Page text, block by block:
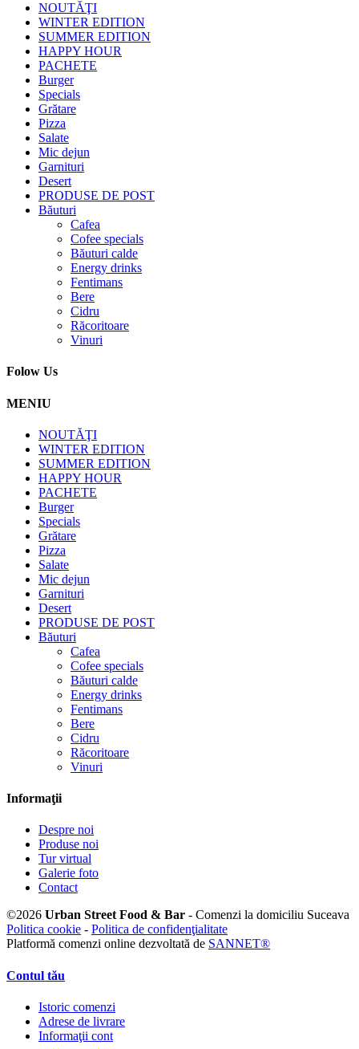
NOUTĂŢI
WINTER EDITION
SUMMER EDITION
HAPPY HOUR
PACHETE
Burger
Specials
Grătare
Pizza
Salate
Mic dejun
Garnituri
Desert
PRODUSE DE POST
Băuturi
Cafea
Cofee specials
Băuturi calde
Energy drinks
Fentimans
Bere
Cidru
Răcoritoare
Vinuri
Folow Us
MENIU
NOUTĂŢI
WINTER EDITION
SUMMER EDITION
HAPPY HOUR
PACHETE
Burger
Specials
Grătare
Pizza
Salate
Mic dejun
Garnituri
Desert
PRODUSE DE POST
Băuturi
Cafea
Cofee specials
Băuturi calde
Energy drinks
Fentimans
Bere
Cidru
Răcoritoare
Vinuri
Informaţii
Despre noi
Produse noi
Tur virtual
Galerie foto
Contact
©2026 Urban Street Food & Bar - Comenzi la domiciliu Suceava
Politica cookie - Politica de confidenţialitate
Platformă comenzi online dezvoltată de SANNET®
Contul tău
Istoric comenzi
Adrese de livrare
Informaţii cont